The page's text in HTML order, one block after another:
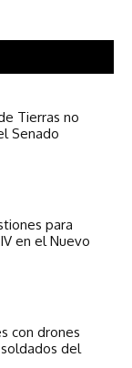
Tierras no
Senado
para
en el Nuevo
con drones
del